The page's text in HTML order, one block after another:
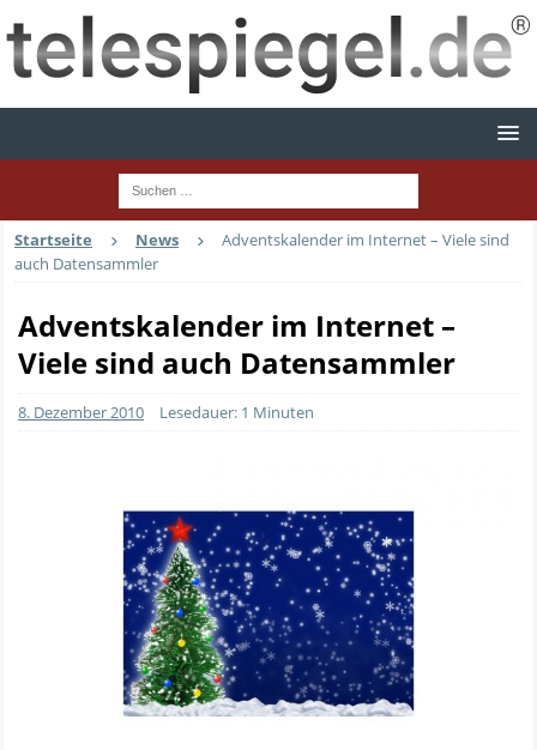
Startseite News
Adventskalender im Internet – Viele sind
auch Datensammler
Adventskalender im Internet –
Viele sind auch Datensammler
8. Dezember 2010 Lesedauer: 1 Minuten